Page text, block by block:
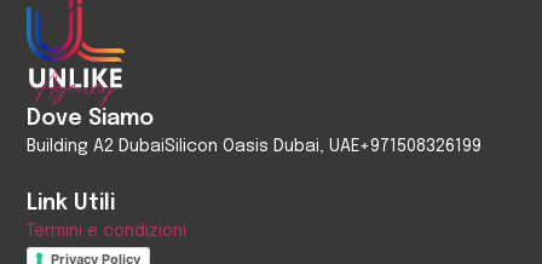
Dove Siamo
Building A2 DubaiSilicon Oasis Dubai, UAE+971508326199
Link Utili
Termini e condizioni
Privacy Policy